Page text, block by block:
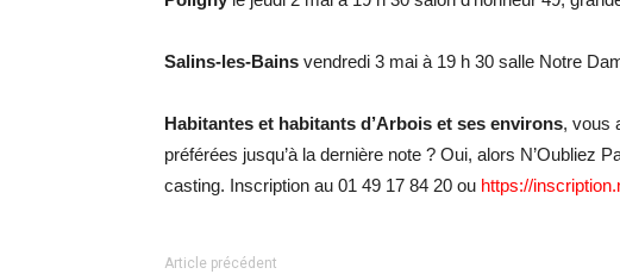
Salins-les-Bains vendredi 3 mai à 19 h 30 salle Notre
Habitantes et habitants d’Arbois et ses environs, vous
préférées jusqu’à la dernière note ? Oui, alors N’Oubliez
casting. Inscription au 01 49 17 84 20 ou https://
Article précédent